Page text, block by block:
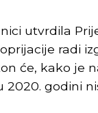
utvrdila
radi
će, kako je
2020. godini